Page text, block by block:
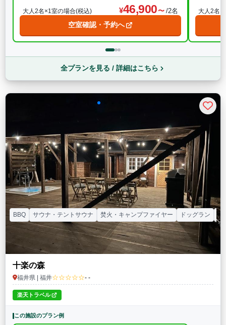
大人2名×1室の場合(税込) 46,900 /2名
空室確認・予約へ
大人2名
全プランを見る / 詳細はこちら
十楽の森
福井県 | 福井☆☆☆☆☆- -
BBQ サウナ・テントサウナ 焚火・キャンプファイヤー ドッグラン カ
楽天トラベル
この施設のプラン例